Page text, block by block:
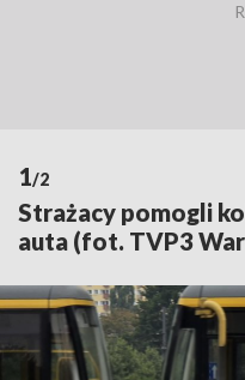
1/2
Strażacy pomogli
auta (fot. TVP3